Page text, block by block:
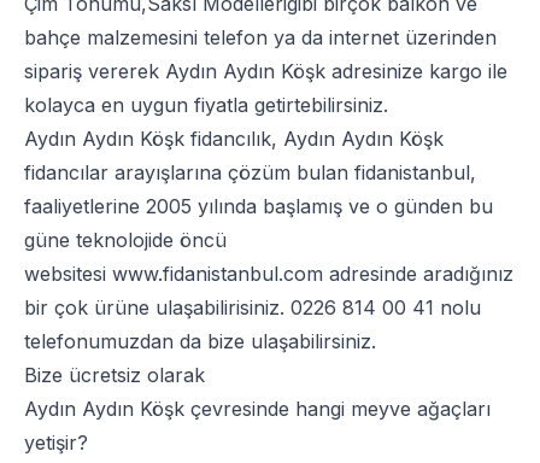
bahçe malzemesini telefon ya da internet üzerinden
sipariş vererek Aydın Aydın Köşk adresinize kargo ile
kolayca en uygun fiyatla getirtebilirsiniz.
Aydın Aydın Köşk fidancılık, Aydın Aydın Köşk
fidancılar arayışlarına çözüm bulan fidanistanbul,
faaliyetlerine 2005 yılında başlamış ve o günden bu
güne teknolojide öncü
websitesi www.fidanistanbul.com adresinde aradığınız
bir çok ürüne ulaşabilirisiniz. 0226 814 00 41 nolu
telefonumuzdan da bize ulaşabilirsiniz.
Bize ücretsiz olarak
Aydın Aydın Köşk çevresinde hangi meyve ağaçları
yetişir?